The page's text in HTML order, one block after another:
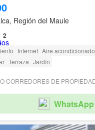
Región del Maule
2
Internet Aire acondicionado
Terraza Jardín
WhatsApp